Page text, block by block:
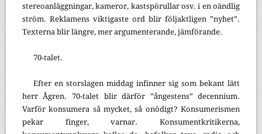
stereoanläggningar, kameror, kastspörullar osv. i en oändlig
ström. Reklamens viktigaste ord blir följaktligen ”nyhet”.
Texterna blir längre, mer argumenterande, jämförande.
70-talet.
Efter en storslagen middag infinner sig som bekant lätt
herr Ågren. 70-talet blir därför ”ångestens” decennium.
Varför konsumera så mycket, så onödigt? Konsumerismen
pekar finger, varnar. Konsumentkritikerna,